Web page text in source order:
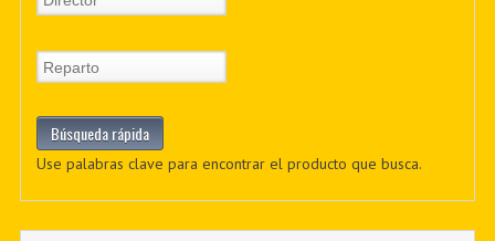
Use palabras clave para encontrar el producto que busca.